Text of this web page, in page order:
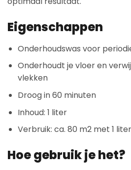
Eigenschappen
Onderhoudswas voor
Onderhoudt je vloer en
vlekken
Droog in 60 minuten
Inhoud: 1 liter
Verbruik: ca. 80 m2 met 1
Hoe gebruik je het?